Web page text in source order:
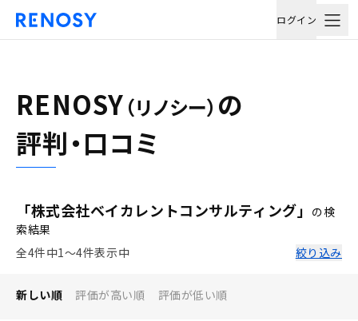
ログイン
RENOSY （リノシー） の
評判・口コミ
「株式会社ベイカレントコンサルティング」 の検
索結果
全4件中1〜4件表示中
絞り込み
新しい順 評価が高い順 評価が低い順